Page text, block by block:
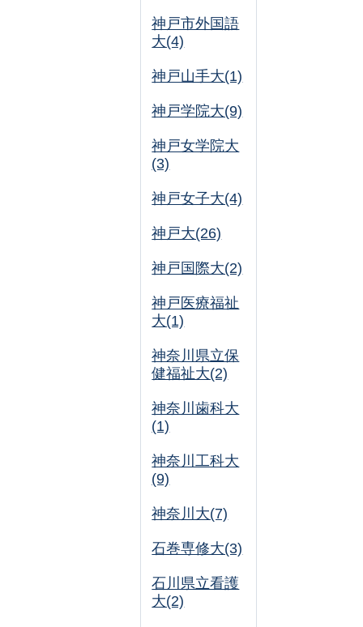
神戸市外国語
大(4)
神戸山手大(1)
神戸学院大(9)
神戸女学院大
(3)
神戸女子大(4)
神戸大(26)
神戸国際大(2)
神戸医療福祉
大(1)
神奈川県立保
健福祉大(2)
神奈川歯科大
(1)
神奈川工科大
(9)
神奈川大(7)
石巻専修大(3)
石川県立看護
大(2)